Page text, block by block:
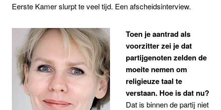
Eerste Kamer slurpt te veel tijd. Een afscheidsinterview.
Toen je aantrad als
voorzitter zei je dat
partijgenoten zelden de
moeite nemen om
religieuze taal te
verstaan. Hoe is dat nu?
Dat is binnen de partij niet